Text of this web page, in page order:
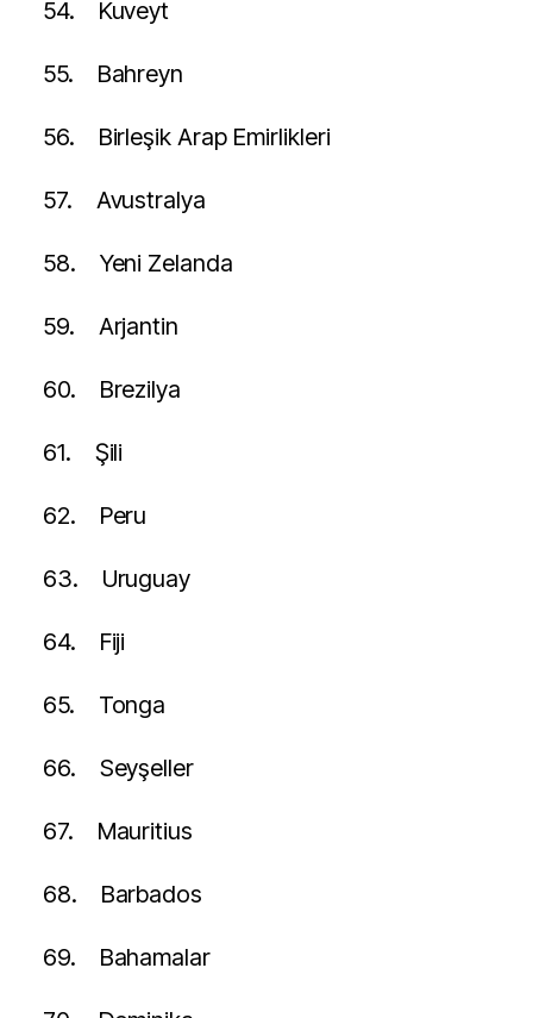
54. Kuveyt
55. Bahreyn
56. Birleşik Arap Emirlikleri
57. Avustralya
58. Yeni Zelanda
59. Arjantin
60. Brezilya
61. Şili
62. Peru
63. Uruguay
64. Fiji
65. Tonga
66. Seyşeller
67. Mauritius
68. Barbados
69. Bahamalar